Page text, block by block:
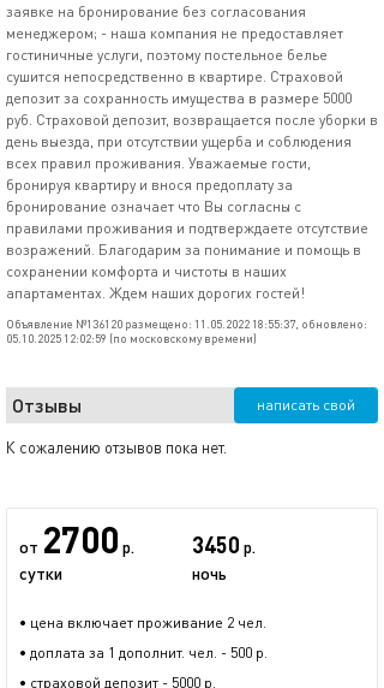
заявке на бронирование без согласования
менеджером; - наша компания не предоставляет
гостиничные услуги, поэтому постельное белье
сушится непосредственно в квартире. Страховой
депозит за сохранность имущества в размере 5000
руб. Страховой депозит, возвращается после уборки в
день выезда, при отсутствии ущерба и соблюдения
всех правил проживания. Уважаемые гости,
бронируя квартиру и внося предоплату за
бронирование означает что Вы согласны с
правилами проживания и подтверждаете отсутствие
возражений. Благодарим за понимание и помощь в
сохранении комфорта и чистоты в наших
апартаментах. Ждем наших дорогих гостей!
Объявление №136120 размещено: 11.05.2022 18:55:37, обновлено:
05.10.2025 12:02:59 (по московскому времени)
Отзывы написать свой
К сожалению отзывов пока нет.
от 2700 р.
сутки
3450 р.
ночь
• цена включает проживание 2 чел.
• доплата за 1 дополнит. чел. - 500 р.
• страховой депозит - 5000 р.